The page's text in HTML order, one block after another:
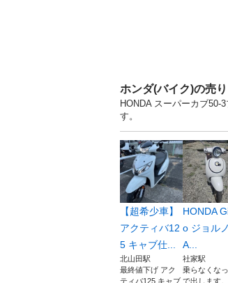
ホンダ(バイク)の売
HONDA スーパーカブ50-
す。
【超希少車】
アクティバ12
5 キャブ仕...
北山田駅
最終値下げ アク
ティバ125 キャブ
HONDA
o ジョル
A...
社家駅
乗らなくな
で出します